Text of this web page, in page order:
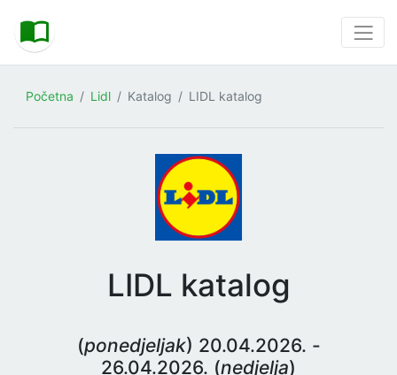
Početna Lidl Katalog LIDL katalog
LIDL katalog
(ponedjeljak) 20.04.2026. -
26.04.2026. (nedjelja)